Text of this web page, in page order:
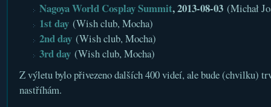
Nagoya World Cosplay Summit, 2013-08-03(Michał
1st day(Wish club, Mocha)
2nd day(Wish club, Mocha)
3rd day(Wish club, Mocha)
Z výletu bylo přivezeno dalších 400 videí, ale bude (chvilku)
nastříhám.